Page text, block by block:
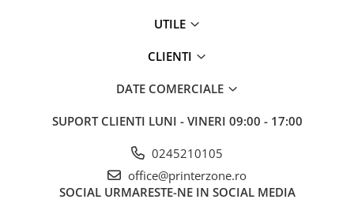
UTILE
CLIENTI
DATE COMERCIALE
SUPORT CLIENTI LUNI - VINERI 09:00 - 17:00
0245210105
office@printerzone.ro
SOCIAL URMARESTE-NE IN SOCIAL MEDIA